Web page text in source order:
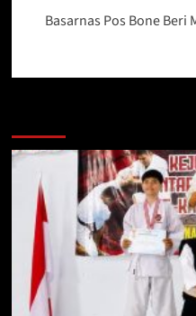
Basarnas Pos Bone